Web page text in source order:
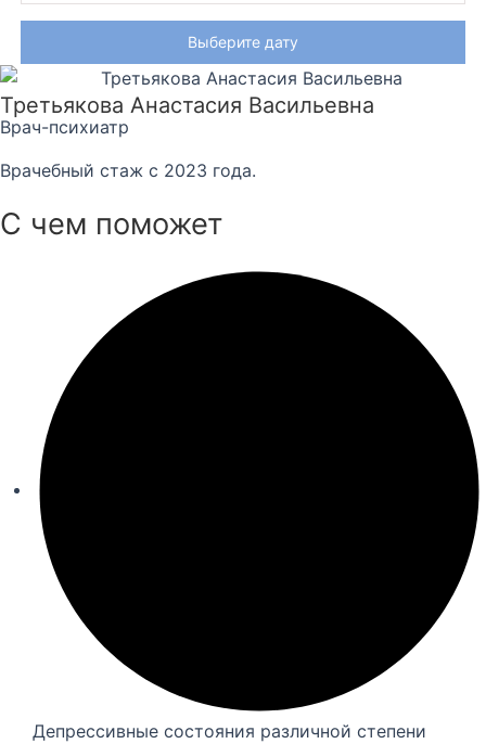
Выберите дату
Третьякова Анастасия Васильевна
Врач-психиатр
Врачебный стаж с 2023 года.
С чем поможет
Депрессивные состояния различной степени